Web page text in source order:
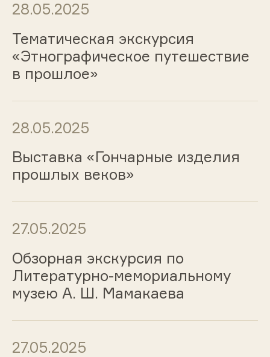
28.05.2025
Тематическая экскурсия
«Этнографическое путешествие
в прошлое»
28.05.2025
Выставка «Гончарные изделия
прошлых веков»
27.05.2025
Обзорная экскурсия по
Литературно-мемориальному
музею А. Ш. Мамакаева
27.05.2025